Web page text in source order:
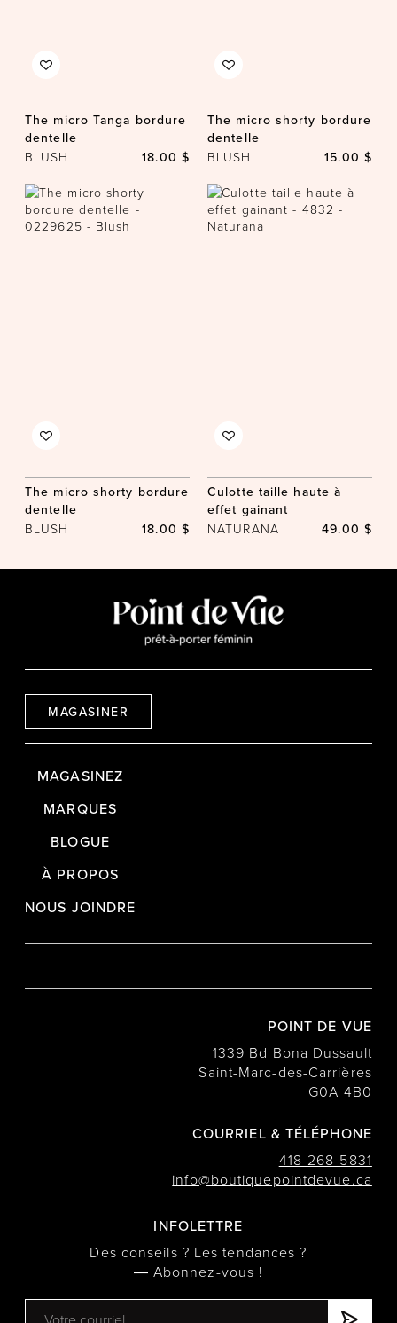
The micro Tanga bordure
dentelle
BLUSH 18.00 $
The micro shorty bordure
dentelle
BLUSH 15.00 $
The micro shorty bordure
dentelle
BLUSH 18.00 $
Culotte taille haute à
effet gainant
NATURANA 49.00 $
MAGASINER
MAGASINEZ
MARQUES
BLOGUE
À PROPOS
NOUS JOINDRE
POINT DE VUE
1339 Bd Bona Dussault
Saint-Marc-des-Carrières
G0A 4B0
COURRIEL & TÉLÉPHONE
418-268-5831
info@boutiquepointdevue.ca
INFOLETTRE
Des conseils ? Les tendances ?
― Abonnez-vous !